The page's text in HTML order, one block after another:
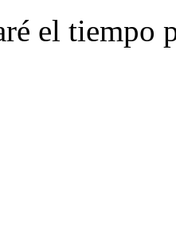
el tiempo